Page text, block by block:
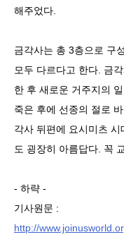
해주었다.
금각사는 총 3층으로 구
모두 다르다고 한다. 금
한 후 새로운 거주지의
죽은 후에 선종의 절로
각사 뒤편에 요시미츠
도 굉장히 아름답다. 꼭
- 하략 -
기사원문 :
http://